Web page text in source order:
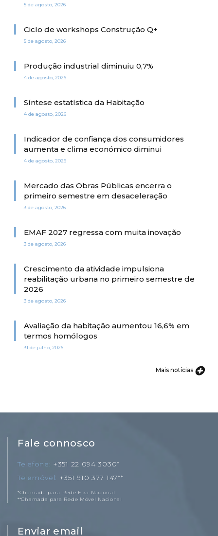
5 de agosto, 2026
Ciclo de workshops Construção Q+
5 de agosto, 2026
Produção industrial diminuiu 0,7%
4 de agosto, 2026
Síntese estatística da Habitação
4 de agosto, 2026
Indicador de confiança dos consumidores
aumenta e clima económico diminui
4 de agosto, 2026
Mercado das Obras Públicas encerra o
primeiro semestre em desaceleração
3 de agosto, 2026
EMAF 2027 regressa com muita inovação
3 de agosto, 2026
Crescimento da atividade impulsiona
reabilitação urbana no primeiro semestre de
2026
3 de agosto, 2026
Avaliação da habitação aumentou 16,6% em
termos homólogos
31 de julho, 2026
Mais notícias
Fale connosco
Telefone
+351 22 094 3030*
Telemóvel
+351 910 377 147**
*Chamada para Rede Fixa Nacional
**Chamada para Rede Móvel Nacional
Enviar email